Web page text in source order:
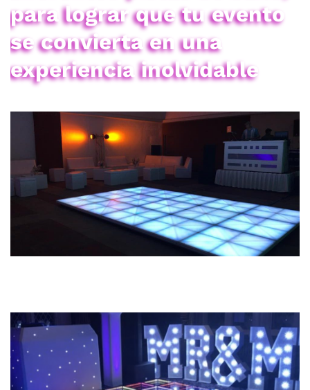
para lograr que tu evento
se convierta en una
experiencia inolvidable